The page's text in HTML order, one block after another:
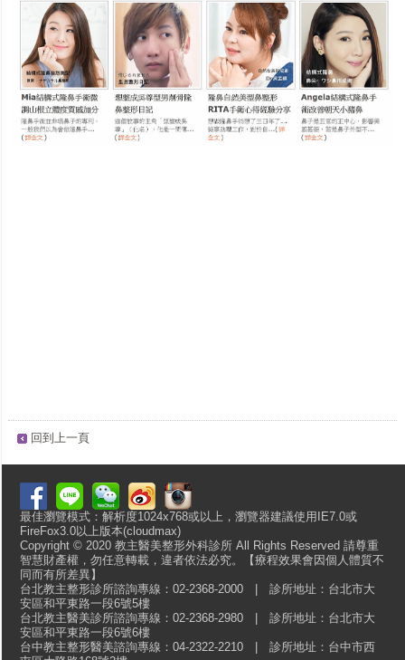
回到上一頁
最佳瀏覽模式：解析度1024x768或以上，瀏覽器建議使用IE7.0或
FireFox3.0以上版本(cloudmax)
Copyright © 2020 教主醫美整形外科診所 All Rights Reserved 請尊重
智慧財產權，勿任意轉載，違者依法必究。【療程效果會因個人體質不
同而有所差異】
台北教主整形診所諮詢專線：02-2368-2000 | 診所地址：台北市大
安區和平東路一段6號5樓
台北教主醫美診所諮詢專線：02-2368-2980 | 診所地址：台北市大
安區和平東路一段6號6樓
台中教主整形醫美諮詢專線：04-2322-2210 | 診所地址：台中市西